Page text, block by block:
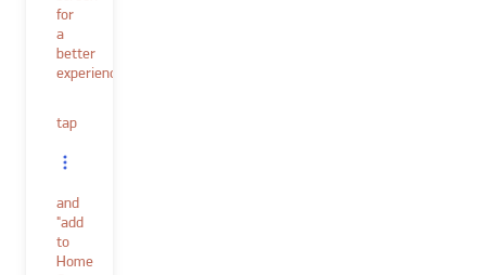
for
a
better
experience.
tap
and
"add
to
Home